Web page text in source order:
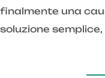
finalmente una
soluzione